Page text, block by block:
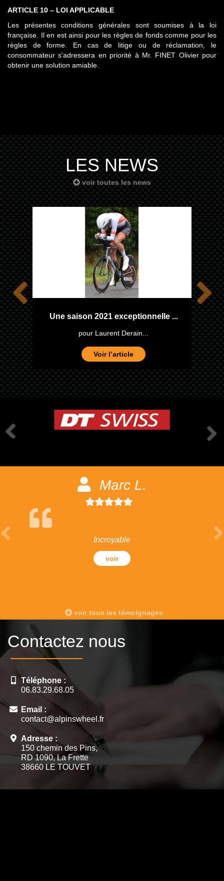
ARTICLE 10 – LOI APPLICABLE
Les présentes conditions générales sont soumises à la loi
française. Il en est ainsi pour les règles de fonds comme pour les
règles de forme. En cas de litige ou de réclamation, le
consommateur s'adressera en priorité à Mr. FINET Olivier pour
obtenir une solution amiable.
LES NEWS
voir toutes les news
Une saison 2021 exceptionnelle ...
pour Laurent Derain...
Voir l’article
Marc L.
Incroyable
voir
voir tous les témoignages
Contactez nous
Téléphone :
06.83.29.68.05
Email :
contact@alpinswheel.fr
Adresse :
150 chemin des Pins,
RD 1090, La Frette
38660 LE TOUVET